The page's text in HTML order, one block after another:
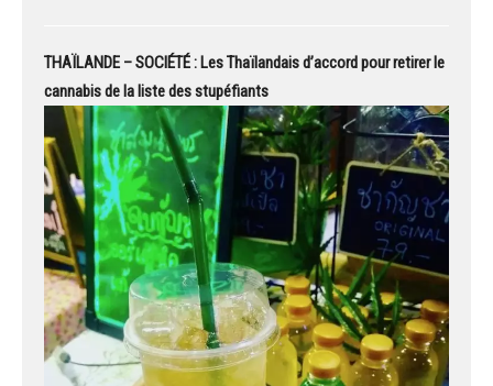
THAÏLANDE – SOCIÉTÉ : Les Thaïlandais d’accord pour retirer le
cannabis de la liste des stupéfiants